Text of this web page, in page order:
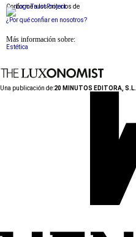
Conforme a los criterios de
¿Por qué confiar en nosotros?
Más información sobre:
Estética
Una publicación de:20 MINUTOS EDITORA, S.L.